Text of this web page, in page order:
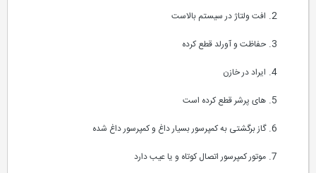
افت ولتاژ در سیستم بالاست
حفاظت و آورلد قطع کرده
ایراد در خازن
های پرشر قطع کرده است
گاز برگشتی به کمپرسور بسیار داغ و کمپرسور داغ شده
موتور کمپرسور اتصال کوتاه و یا عیب دارد